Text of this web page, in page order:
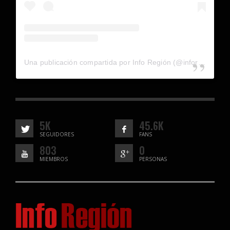
5K
SEGUIDORES
45.6K
FANS
803
MIEMBROS
0
PERSONAS